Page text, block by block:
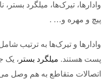
وادارها، تیرک‌ها، میلگرد
پیچ و مهره و… .
وادارها و تیرک‌ها به ترتیب
پست هستند. میلگرد بستر ، یک
اتصالات متقاطع به هم وصل